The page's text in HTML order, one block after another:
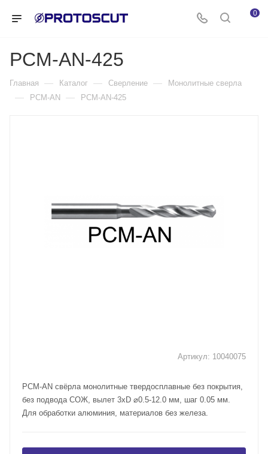
0
PCM-AN-425
Главная — Каталог — Сверление — Монолитные сверла
— PCM-AN — PCM-AN-425
Артикул: 10040075
PCM-AN свёрла монолитные твердосплавные без покрытия,
без подвода СОЖ, вылет 3xD ⌀0.5-12.0 мм, шаг 0.05 мм.
Для обработки алюминия, материалов без железа.